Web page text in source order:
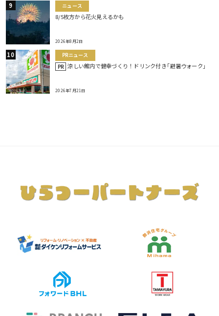
ニュース
8/5枚方から花火見えるかも
2026年8月2日
PRニュース
PR 涼しい館内で健幸づくり！ドリンク付き｢避暑ウォーク｣
2026年7月21日